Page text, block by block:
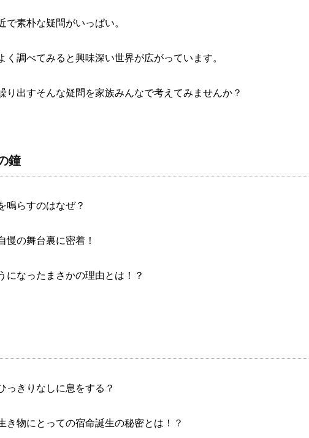
で素朴な疑問がいっぱい。
く調べてみると興味深い世界が広がっています。
り出すそんな疑問を家族みんなで考えてみませんか？
鐘
鳴らすのはなぜ？
慢の舞台裏に密着！
になったまさかの理由とは！？
っきりなしに息をする？
き物にとっての宿命誕生の秘密とは！？